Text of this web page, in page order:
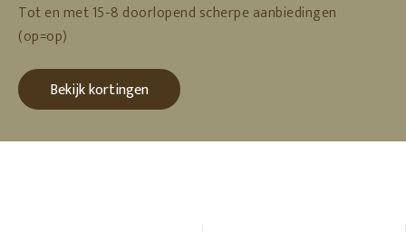
Tot en met 15-8 doorlopend scherpe aanbiedingen
(op=op)
Bekijk kortingen